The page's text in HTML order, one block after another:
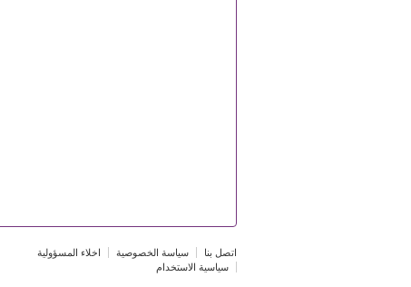
اتصل بنا سياسة الخصوصية
اخلاء المسؤولية
سياسية الاستخدام